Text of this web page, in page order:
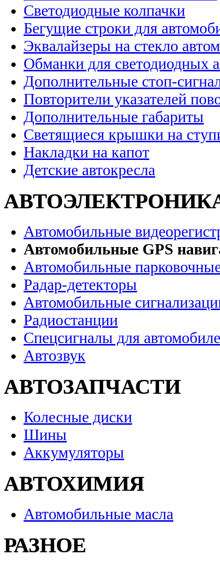
Светодиодные колпачки
Бегущие строки для
Эквалайзеры на стекло
Обманки для светодиодных
Дополнительные стоп-
Повторители указателей
Дополнительные габариты
Светящиеся крышки на
Накладки на капот
Детские автокресла
Автомобильные
Автомобильные GPS
Автомобильные
Радар-детекторы
Автомобильные
Радиостанции
Спецсигналы для
Автозвук
АВТОЗАПЧАСТИ
Колесные диски
Шины
Аккумуляторы
АВТОХИМИЯ
Автомобильные масла
РАЗНОЕ